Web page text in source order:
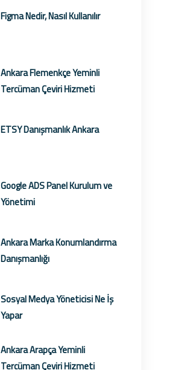
Figma Nedir, Nasıl Kullanılır
Ankara Flemenkçe Yeminli
Tercüman Çeviri Hizmeti
ETSY Danışmanlık Ankara
Google ADS Panel Kurulum ve
Yönetimi
Ankara Marka Konumlandırma
Danışmanlığı
Sosyal Medya Yöneticisi Ne İş
Yapar
Ankara Arapça Yeminli
Tercüman Çeviri Hizmeti